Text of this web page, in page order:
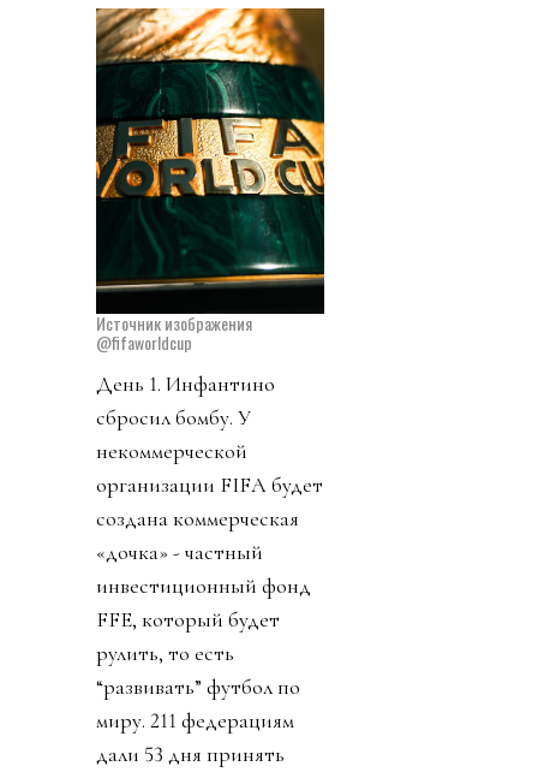
Источник изображения
@fifaworldcup
День 1. Инфантино
сбросил бомбу. У
некоммерческой
организации FIFA будет
создана коммерческая
«дочка» - частный
инвестиционный фонд
FFE, который будет
рулить, то есть
“развивать” футбол по
миру. 211 федерациям
дали 53 дня принять